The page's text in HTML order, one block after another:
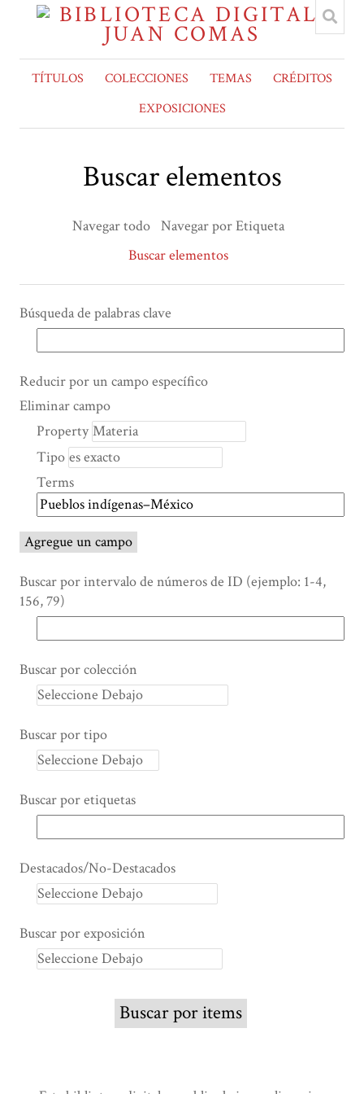
TÍTULOS COLECCIONES TEMAS
CRÉDITOS
EXPOSICIONES
Buscar elementos
Navegar todo Navegar por Etiqueta
Buscar elementos
Búsqueda de palabras clave
Number
rows
"Reducir
por
campo
específico":
1
Reducir por un campo específico
Search Property
Tipo de búsqueda
Términos de búsqueda
Ensamblador de Búsqueda
Eliminar campo
Property
Tipo
Terms
Agregue un campo
Buscar por intervalo de números de ID (ejemplo: 1-4,
156, 79)
Buscar por colección
Buscar por tipo
Buscar por etiquetas
Destacados/No-Destacados
Buscar por exposición